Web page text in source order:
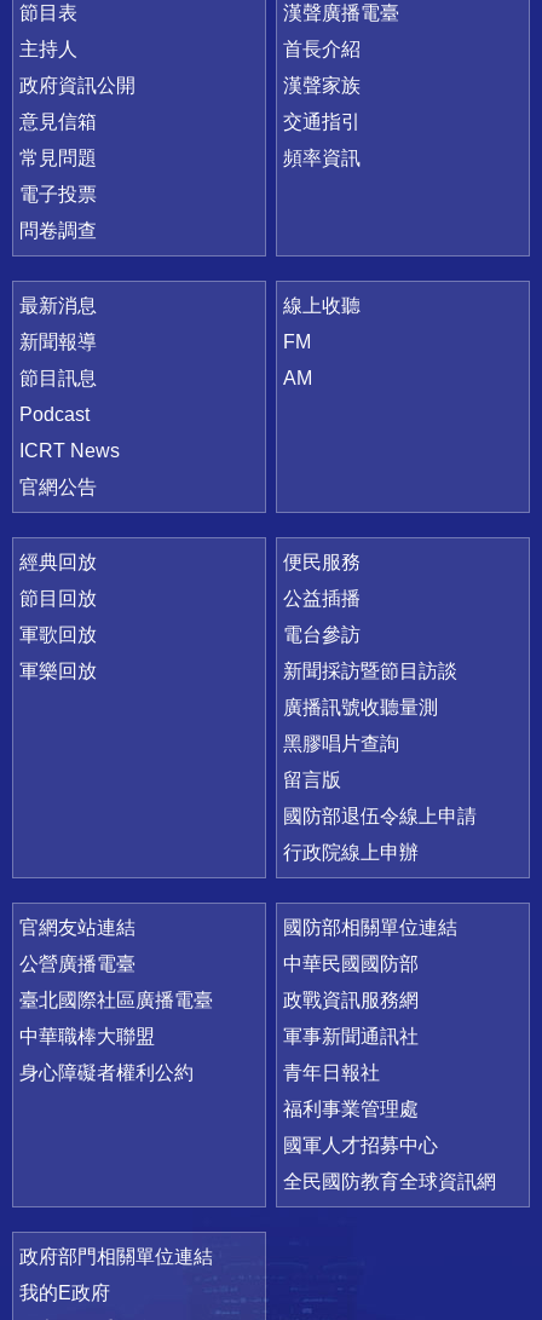
節目表
主持人
政府資訊公開
意見信箱
常見問題
電子投票
問卷調查
漢聲廣播電臺
首長介紹
漢聲家族
交通指引
頻率資訊
最新消息
新聞報導
節目訊息
Podcast
ICRT News
官網公告
線上收聽
FM
AM
經典回放
節目回放
軍歌回放
軍樂回放
便民服務
公益插播
電台參訪
新聞採訪暨節目訪談
廣播訊號收聽量測
黑膠唱片查詢
留言版
國防部退伍令線上申請
行政院線上申辦
官網友站連結
公營廣播電臺
臺北國際社區廣播電臺
中華職棒大聯盟
身心障礙者權利公約
國防部相關單位連結
中華民國國防部
政戰資訊服務網
軍事新聞通訊社
青年日報社
福利事業管理處
國軍人才招募中心
全民國防教育全球資訊網
政府部門相關單位連結
我的E政府